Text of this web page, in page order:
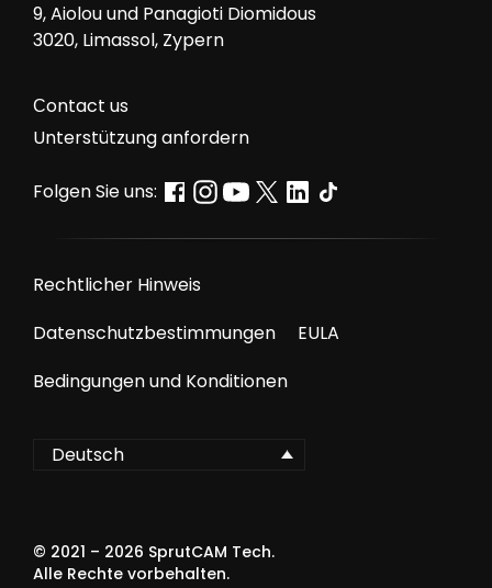
9, Aiolou und Panagioti Diomidous
3020, Limassol, Zypern
Сontact us
Unterstützung anfordern
Folgen Sie uns:
Rechtlicher Hinweis
Datenschutzbestimmungen
EULA
Bedingungen und Konditionen
Deutsch
© 2021 – 2026 SprutCAM Tech.
Alle Rechte vorbehalten.